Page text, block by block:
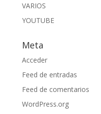
VARIOS
YOUTUBE
Meta
Acceder
Feed de entradas
Feed de comentarios
WordPress.org